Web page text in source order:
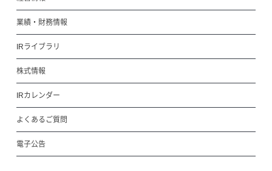
業績・財務情報
IRライブラリ
株式情報
IRカレンダー
よくあるご質問
電子公告